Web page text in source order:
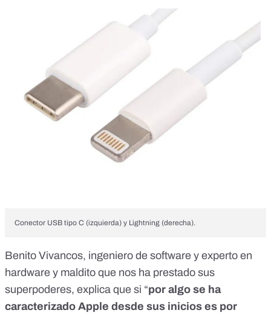
Conector USB tipo C (izquierda) y Lightning (derecha).
Benito Vivancos, ingeniero de software y experto en
hardware y maldito que nos ha prestado sus
superpoderes, explica que si “por algo se ha
caracterizado Apple desde sus inicios es por